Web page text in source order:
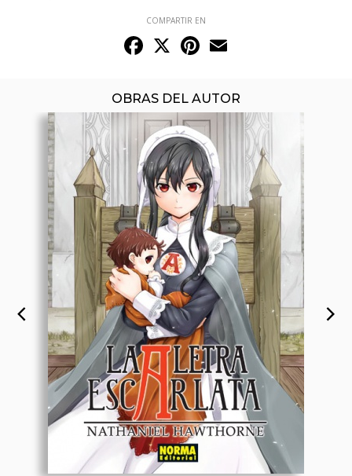
COMPARTIR EN
Facebook
X Pinterest
OBRAS DEL AUTOR